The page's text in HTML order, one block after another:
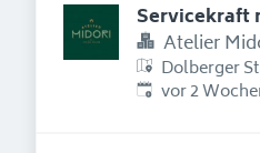
Servicekraft
Atelier
Dolberger
Deutschland
Erschienen:
vor 2